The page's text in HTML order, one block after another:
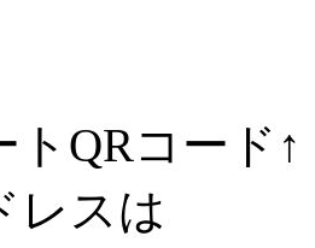
トQRコード↑
レスは